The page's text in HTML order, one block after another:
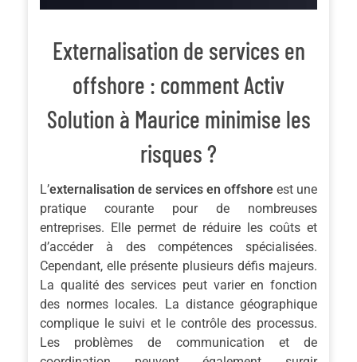
Externalisation de services en
offshore : comment Activ
Solution à Maurice minimise les
risques ?
L’externalisation de services en offshore est une
pratique courante pour de nombreuses
entreprises. Elle permet de réduire les coûts et
d’accéder à des compétences spécialisées.
Cependant, elle présente plusieurs défis majeurs.
La qualité des services peut varier en fonction
des normes locales. La distance géographique
complique le suivi et le contrôle des processus.
Les problèmes de communication et de